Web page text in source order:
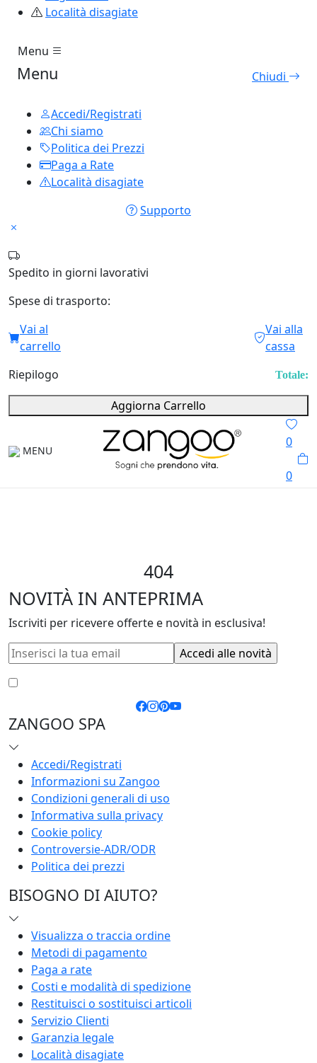
Località disagiate
Menu
Menu Chiudi
Accedi/Registrati
Chi siamo
Politica dei Prezzi
Paga a Rate
Località disagiate
Supporto
Spedito in giorni lavorativi
Spese di trasporto:
Vai al
carrello
Vai alla
cassa
Riepilogo
Totale:
Aggiorna Carrello
MENU
0
0
404
NOVITÀ IN ANTEPRIMA
Iscriviti per ricevere offerte e novità in esclusiva!
ZANGOO SPA
Accedi/Registrati
Informazioni su Zangoo
Condizioni generali di uso
Informativa sulla privacy
Cookie policy
Controversie-ADR/ODR
Politica dei prezzi
BISOGNO DI AIUTO?
Visualizza o traccia ordine
Metodi di pagamento
Paga a rate
Costi e modalità di spedizione
Restituisci o sostituisci articoli
Servizio Clienti
Garanzia legale
Località disagiate